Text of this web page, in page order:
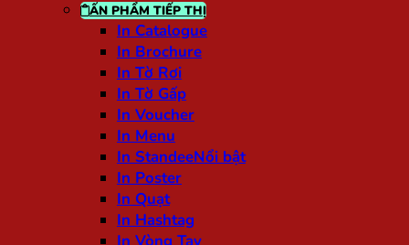
ẤN PHẨM TIẾP THỊ
In Catalogue
In Brochure
In Tờ Rơi
In Tờ Gấp
In Voucher
In Menu
In Standee
In Poster
In Quạt
In Hashtag